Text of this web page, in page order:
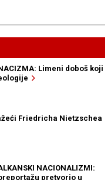
Limeni doboš koji
Friedricha Nietzschea
NACIONALIZMI:
pretvorio u